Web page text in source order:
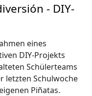
- DIY-
eines
DIY-Projekts
Schülerteams
letzten Schulwoche
Piñatas.